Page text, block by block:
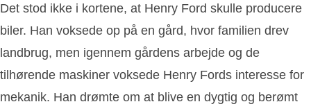
Det stod ikke i kortene, at Henry Ford skulle producere
biler. Han voksede op på en gård, hvor familien drev
landbrug, men igennem gårdens arbejde og de
tilhørende maskiner voksede Henry Fords interesse for
mekanik. Han drømte om at blive en dygtig og berømt